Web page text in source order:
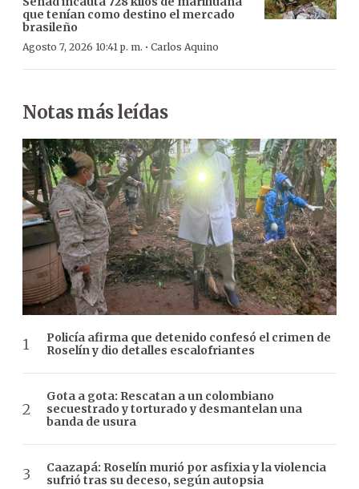
que tenían como destino el mercado
brasileño
Agosto 7, 2026 10:41 p. m. · Carlos Aquino
Notas más leídas
Policía afirma que detenido confesó el crimen de
Roselín y dio detalles escalofriantes
Gota a gota: Rescatan a un colombiano
secuestrado y torturado y desmantelan una
banda de usura
Caazapá: Roselín murió por asfixia y la violencia
sufrió tras su deceso, según autopsia